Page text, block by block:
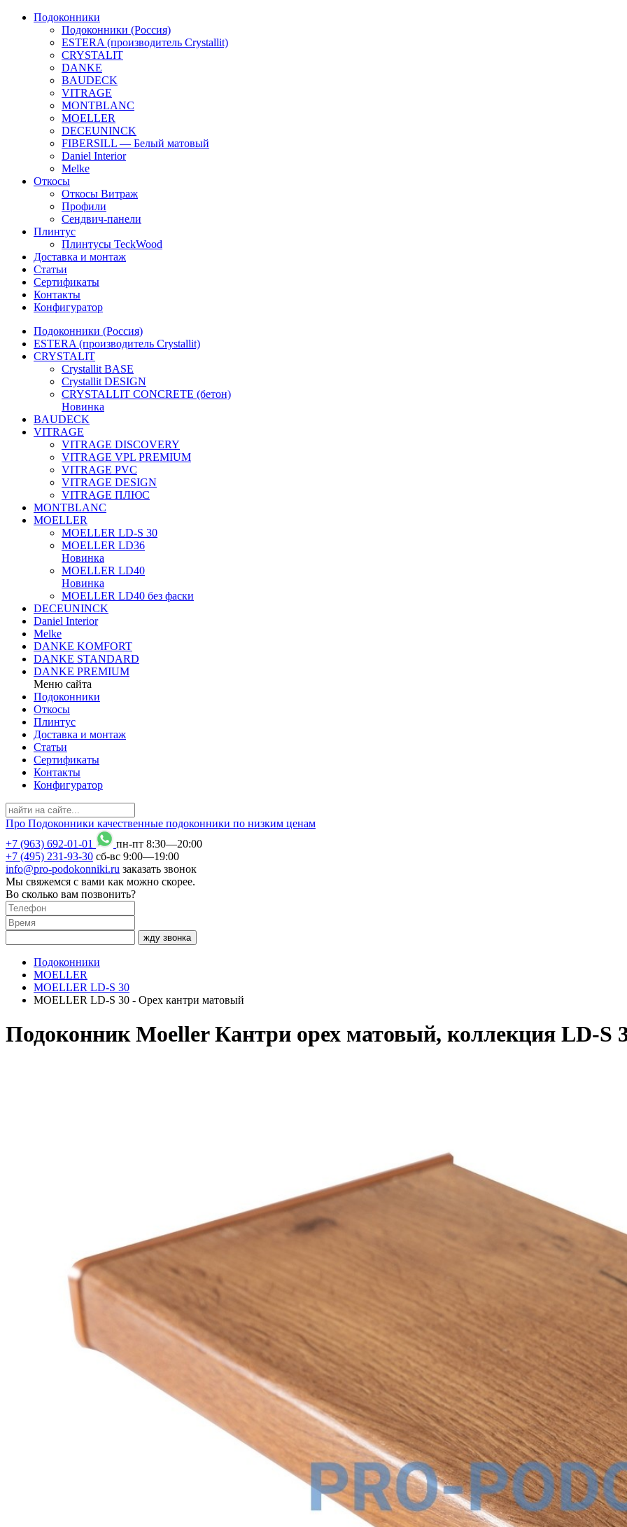
Подоконники
Подоконники (Россия)
ESTERA (производитель Crystallit)
CRYSTALIT
DANKE
BAUDECK
VITRAGE
MONTBLANC
MOELLER
DECEUNINCK
FIBERSILL — Белый матовый
Daniel Interior
Melke
Откосы
Откосы Витраж
Профили
Сендвич-панели
Плинтус
Плинтусы TeckWood
Доставка и монтаж
Статьи
Сертификаты
Контакты
Конфигуратор
Подоконники (Россия)
ESTERA (производитель Crystallit)
CRYSTALIT
Crystallit BASE
Crystallit DESIGN
CRYSTALLIT CONCRETE (бетон)
Новинка
BAUDECK
VITRAGE
VITRAGE DISCOVERY
VITRAGE VPL PREMIUM
VITRAGE PVC
VITRAGE DESIGN
VITRAGE ПЛЮС
MONTBLANC
MOELLER
MOELLER LD-S 30
MOELLER LD36
Новинка
MOELLER LD40
Новинка
MOELLER LD40 без фаски
DECEUNINCK
Daniel Interior
Melke
DANKE KOMFORT
DANKE STANDARD
DANKE PREMIUM
Меню сайта
Подоконники
Откосы
Плинтус
Доставка и монтаж
Статьи
Сертификаты
Контакты
Конфигуратор
Про Подоконники качественные подоконники по низким ценам
+7 (963) 692-01-01
пн-пт 8:30—20:00
+7 (495) 231-93-30 сб-вс 9:00—19:00
info@pro-podokonniki.ru заказать звонок
Мы свяжемся с вами как можно скорее.
Во сколько вам позвонить?
жду звонка
Подоконники
MOELLER
MOELLER LD-S 30
MOELLER LD-S 30 - Орех кантри матовый
Подоконник Moeller Кантри орех матовый, коллекция LD-S